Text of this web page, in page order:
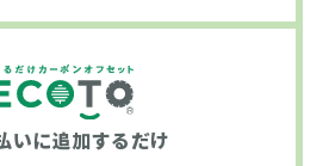
いに追加するだけ